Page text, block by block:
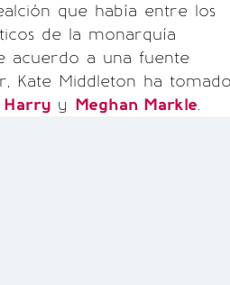
que había entre los
de la monarquía
acuerdo a una fuente
Kate Middleton ha
Harry y Meghan Markle.